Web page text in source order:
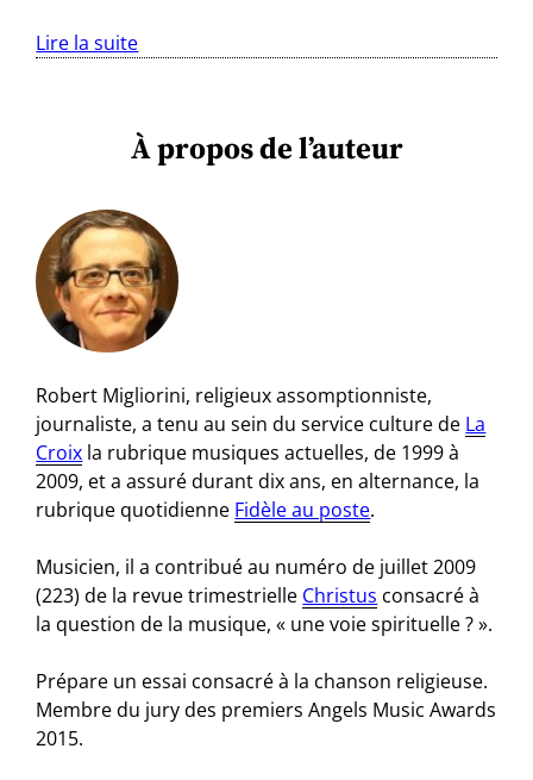
Lire la suite
À propos de l’auteur
Robert Migliorini, religieux assomptionniste,
journaliste, a tenu au sein du service culture de La
Croix la rubrique musiques actuelles, de 1999 à
2009, et a assuré durant dix ans, en alternance, la
rubrique quotidienne Fidèle au poste.
Musicien, il a contribué au numéro de juillet 2009
(223) de la revue trimestrielle Christus consacré à
la question de la musique, « une voie spirituelle ? ».
Prépare un essai consacré à la chanson religieuse.
Membre du jury des premiers Angels Music Awards
2015.